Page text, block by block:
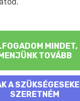
MINDET,
TOVÁBB
A
SZERETNÉM